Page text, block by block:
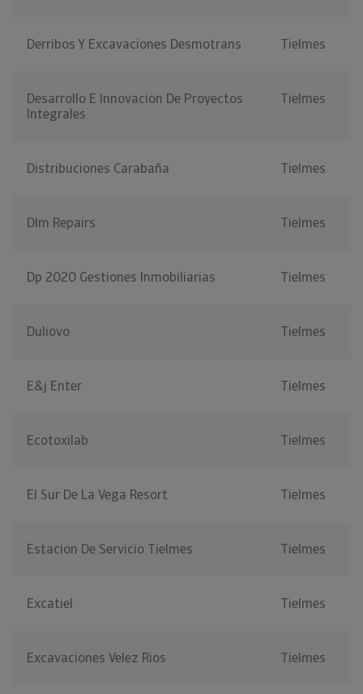
Derribos Y Excavaciones Desmotrans Tielmes
Desarrollo E Innovacion De Proyectos
Integrales
Tielmes
Distribuciones Carabaña Tielmes
Dlm Repairs Tielmes
Dp 2020 Gestiones Inmobiliarias Tielmes
Duliovo Tielmes
E&j Enter Tielmes
Ecotoxilab Tielmes
El Sur De La Vega Resort Tielmes
Estacion De Servicio Tielmes Tielmes
Excatiel Tielmes
Excavaciones Velez Rios Tielmes